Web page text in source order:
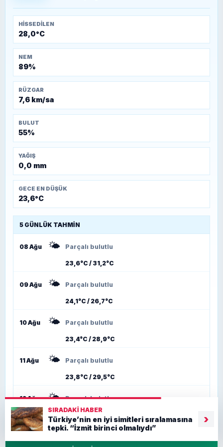
HISSEDILEN
28,0°C
NEM
89%
RÜZGAR
7,6 km/sa
BULUT
55%
YAĞIŞ
0,0 mm
GECE EN DÜŞÜK
23,6°C
5 GÜNLÜK TAHMIN
08 Ağu 🌤️ Parçalı bulutlu
23,6°C / 31,2°C
09 Ağu 🌤️ Parçalı bulutlu
24,1°C / 26,7°C
10 Ağu 🌤️ Parçalı bulutlu
23,4°C / 28,9°C
11 Ağu 🌤️ Parçalı bulutlu
23,8°C / 29,5°C
12 Ağu 🌤️ Parçalı bulutlu
SIRADAKI HABER
Türkiye’nin en iyi simitleri sıralamasına
tepki. “İzmit birinci olmalıydı”
›